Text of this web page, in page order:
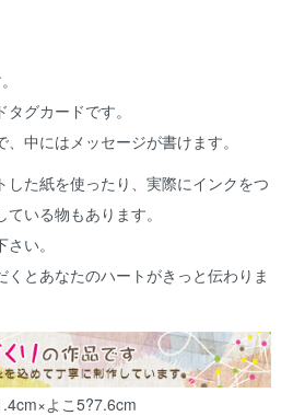
グカードです。
中にはメッセージが書けます。
した紙を使ったり、実際にインクをつ
いる物もあります。
い。
くとあなたのハートがきっと伝わりま
よこ5?7.6cm